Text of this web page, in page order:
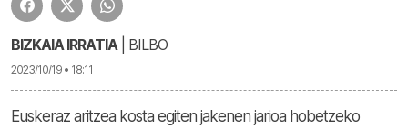
BIZKAIA IRRATIA | BILBO
2023/10/19 • 18:11
Euskeraz aritzea kosta egiten jakenen jarioa hobetzeko